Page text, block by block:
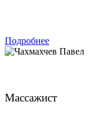
Подробнее
Массажист